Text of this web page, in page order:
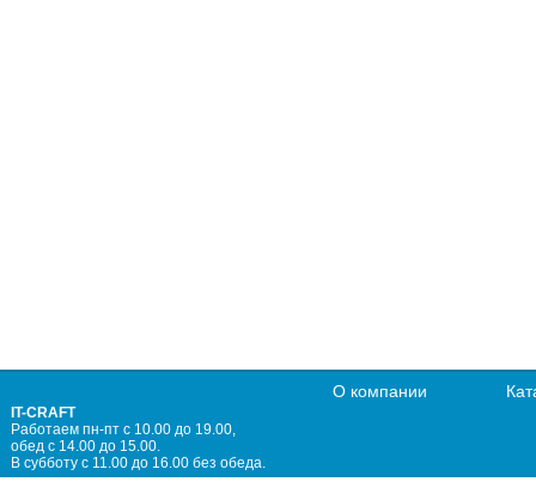
IT-CRAFT
Работаем пн-пт с 10.00 до 19.00,
обед с 14.00 до 15.00.
В субботу с 11.00 до 16.00 без обеда.
О компании